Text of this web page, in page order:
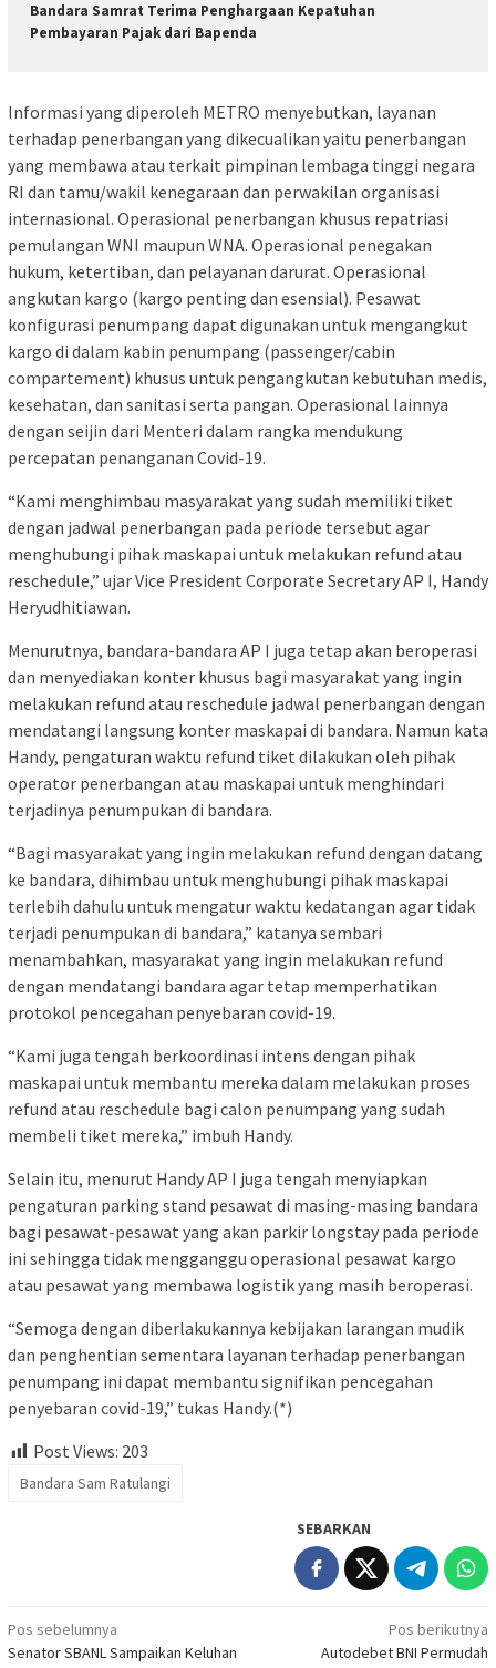
Bandara Samrat Terima Penghargaan Kepatuhan
Pembayaran Pajak dari Bapenda
Informasi yang diperoleh METRO menyebutkan, layanan
terhadap penerbangan yang dikecualikan yaitu penerbangan
yang membawa atau terkait pimpinan lembaga tinggi negara
RI dan tamu/wakil kenegaraan dan perwakilan organisasi
internasional. Operasional penerbangan khusus repatriasi
pemulangan WNI maupun WNA. Operasional penegakan
hukum, ketertiban, dan pelayanan darurat. Operasional
angkutan kargo (kargo penting dan esensial). Pesawat
konfigurasi penumpang dapat digunakan untuk mengangkut
kargo di dalam kabin penumpang (passenger/cabin
compartement) khusus untuk pengangkutan kebutuhan medis,
kesehatan, dan sanitasi serta pangan. Operasional lainnya
dengan seijin dari Menteri dalam rangka mendukung
percepatan penanganan Covid-19.
“Kami menghimbau masyarakat yang sudah memiliki tiket
dengan jadwal penerbangan pada periode tersebut agar
menghubungi pihak maskapai untuk melakukan refund atau
reschedule,” ujar Vice President Corporate Secretary AP I, Handy
Heryudhitiawan.
Menurutnya, bandara-bandara AP I juga tetap akan beroperasi
dan menyediakan konter khusus bagi masyarakat yang ingin
melakukan refund atau reschedule jadwal penerbangan dengan
mendatangi langsung konter maskapai di bandara. Namun kata
Handy, pengaturan waktu refund tiket dilakukan oleh pihak
operator penerbangan atau maskapai untuk menghindari
terjadinya penumpukan di bandara.
“Bagi masyarakat yang ingin melakukan refund dengan datang
ke bandara, dihimbau untuk menghubungi pihak maskapai
terlebih dahulu untuk mengatur waktu kedatangan agar tidak
terjadi penumpukan di bandara,” katanya sembari
menambahkan, masyarakat yang ingin melakukan refund
dengan mendatangi bandara agar tetap memperhatikan
protokol pencegahan penyebaran covid-19.
“Kami juga tengah berkoordinasi intens dengan pihak
maskapai untuk membantu mereka dalam melakukan proses
refund atau reschedule bagi calon penumpang yang sudah
membeli tiket mereka,” imbuh Handy.
Selain itu, menurut Handy AP I juga tengah menyiapkan
pengaturan parking stand pesawat di masing-masing bandara
bagi pesawat-pesawat yang akan parkir longstay pada periode
ini sehingga tidak mengganggu operasional pesawat kargo
atau pesawat yang membawa logistik yang masih beroperasi.
“Semoga dengan diberlakukannya kebijakan larangan mudik
dan penghentian sementara layanan terhadap penerbangan
penumpang ini dapat membantu signifikan pencegahan
penyebaran covid-19,” tukas Handy.(*)
Post Views: 203
Bandara Sam Ratulangi
SEBARKAN
Navigasi
Pos sebelumnya
Senator SBANL Sampaikan Keluhan
Pos berikutnya
Autodebet BNI Permudah